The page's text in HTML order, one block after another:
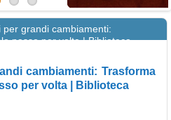
per grandi cambiamenti:
passo per volta | Biblioteca
cambiamenti: Trasforma
per volta | Biblioteca